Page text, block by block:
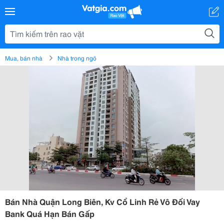
Mua, bán nhà Nhà trong ngõ
Bán Nhà Quận Long Biên, Kv Cổ Linh Rẻ Vô Đối Vay
Bank Quá Hạn Bán Gấp